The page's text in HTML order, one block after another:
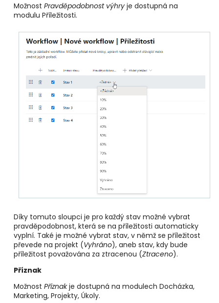
Možnost Pravděpodobnost výhry je dostupná na
modulu Příležitosti.
Díky tomuto sloupci je pro každý stav možné vybrat
pravděpodobnost, která se na příležitosti automaticky
vyplní. Také je možné vybrat stav, v němž se příležitost
převede na projekt (Vyhráno), aneb stav, kdy bude
příležitost považována za ztracenou (Ztraceno).
Příznak
Možnost Příznakje dostupná na modulech Docházka,
Marketing, Projekty, Úkoly.